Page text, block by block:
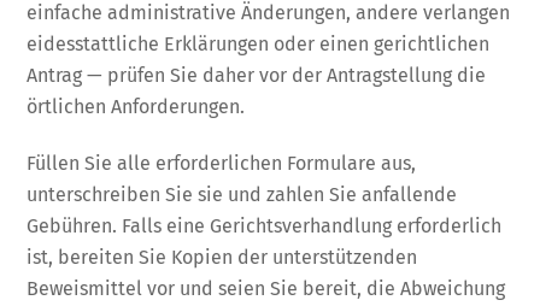
einfache administrative Änderungen, andere verlangen
eidesstattliche Erklärungen oder einen gerichtlichen
Antrag — prüfen Sie daher vor der Antragstellung die
örtlichen Anforderungen.
Füllen Sie alle erforderlichen Formulare aus,
unterschreiben Sie sie und zahlen Sie anfallende
Gebühren. Falls eine Gerichtsverhandlung erforderlich
ist, bereiten Sie Kopien der unterstützenden
Beweismittel vor und seien Sie bereit, die Abweichung